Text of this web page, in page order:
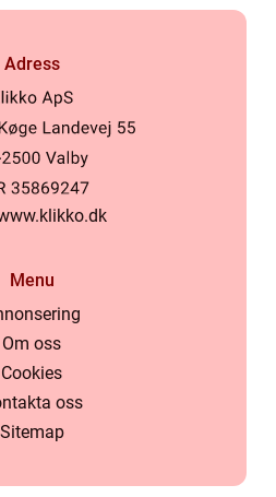
Adress
Menu
Om oss
Cookies
oss
Sitemap